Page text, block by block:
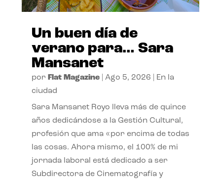
Un buen día de
verano para… Sara
Mansanet
por Flat Magazine| Ago 5, 2026
En la
ciudad
Sara Mansanet Royo lleva más de quince
años dedicándose a la Gestión Cultural,
profesión que ama «por encima de todas
las cosas. Ahora mismo, el 100% de mi
jornada laboral está dedicado a ser
Subdirectora de Cinematografía y